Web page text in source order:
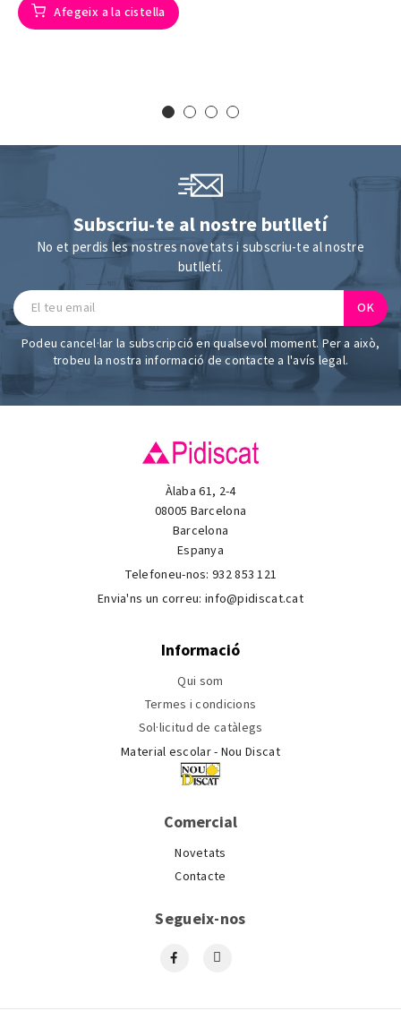
Afegeix a la cistella
Subscriu-te al nostre butlletí
No et perdis les nostres novetats i subscriu-te al nostre
butlletí.
Podeu cancel·lar la subscripció en qualsevol moment. Per a això,
trobeu la nostra informació de contacte a l'avís legal.
Àlaba 61, 2-4
08005 Barcelona
Barcelona
Espanya
Telefoneu-nos:932 853 121
Envia'ns un correu: info@pidiscat.cat
Informació
Qui som
Termes i condicions
Sol·licitud de catàlegs
Material escolar - Nou Discat
Comercial
Novetats
Contacte
Segueix-nos